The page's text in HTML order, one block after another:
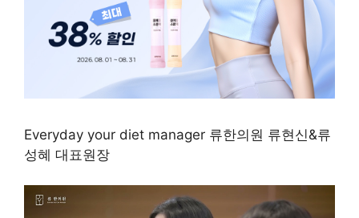
Everyday your diet manager 류한의원 류현신&류
성혜 대표원장